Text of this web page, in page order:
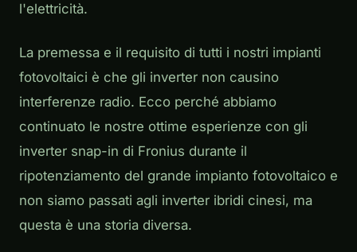
l'elettricità.
La premessa e il requisito di tutti i nostri impianti
fotovoltaici è che gli inverter non causino
interferenze radio. Ecco perché abbiamo
continuato le nostre ottime esperienze con gli
inverter snap-in di Fronius durante il
ripotenziamento del grande impianto fotovoltaico e
non siamo passati agli inverter ibridi cinesi, ma
questa è una storia diversa.